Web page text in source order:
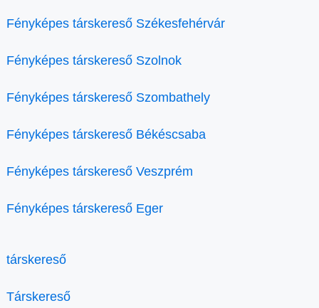
Fényképes társkereső Székesfehérvár
Fényképes társkereső Szolnok
Fényképes társkereső Szombathely
Fényképes társkereső Békéscsaba
Fényképes társkereső Veszprém
Fényképes társkereső Eger
társkereső
Társkereső